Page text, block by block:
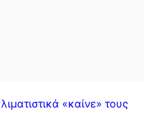
«καίνε» τους